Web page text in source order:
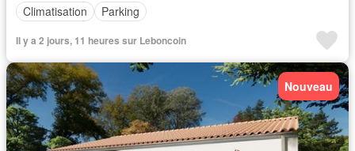
Climatisation
Parking
Il y a 2 jours, 11 heures sur Leboncoin
Nouveau